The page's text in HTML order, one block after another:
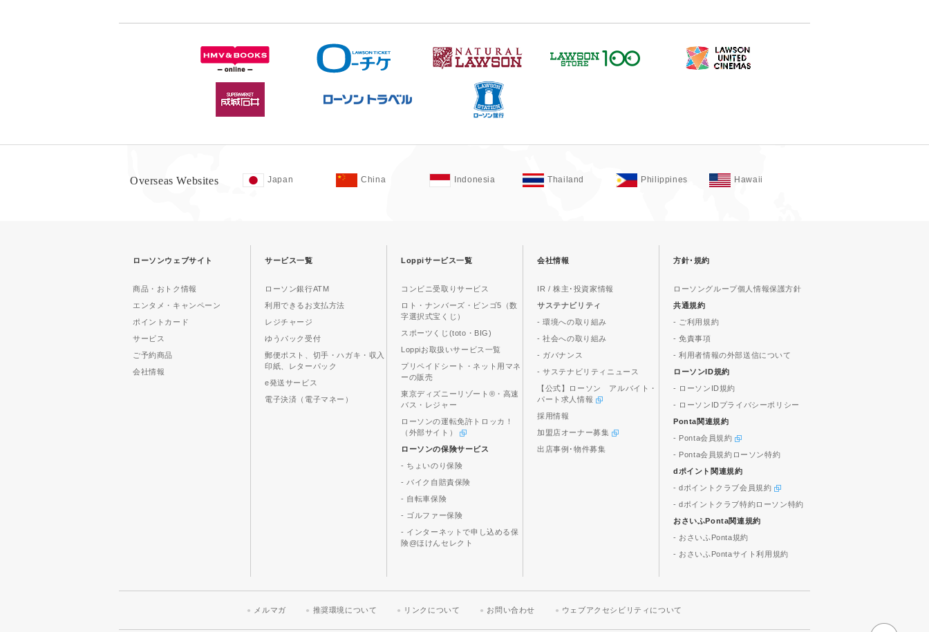
Overseas Websites Japan China Indonesia Thailand Philippines Hawaii
ローソンウェブサイト
商品・おトク情報
エンタメ・キャンペーン
ポイントカード
サービス
ご予約商品
会社情報
サービス一覧
ローソン銀行ATM
利用できるお支払方法
レジチャージ
ゆうパック受付
郵便ポスト、切手・ハガキ・収入
印紙、レターパック
e発送サービス
電子決済（電子マネー）
Loppiサービス一覧
コンビニ受取りサービス
ロト・ナンバーズ・ビンゴ5（数
字選択式宝くじ）
スポーツくじ(toto・BIG)
Loppiお取扱いサービス一覧
プリペイドシート・ネット用マネ
ーの販売
東京ディズニーリゾート®・高速
バス・レジャー
ローソンの運転免許トロッカ！
（外部サイト）
ローソンの保険サービス
- ちょいのり保険
- バイク自賠責保険
- 自転車保険
- ゴルファー保険
- インターネットで申し込める保
険@ほけんセレクト
会社情報
IR / 株主･投資家情報
サステナビリティ
- 環境への取り組み
- 社会への取り組み
- ガバナンス
- サステナビリティニュース
【公式】ローソン アルバイト・
パート求人情報
採用情報
加盟店オーナー募集
出店事例･物件募集
方針･規約
ローソングループ個人情報保護方針
共通規約
- ご利用規約
- 免責事項
- 利用者情報の外部送信について
ローソンID規約
- ローソンID規約
- ローソンIDプライバシーポリシー
Ponta関連規約
- Ponta会員規約
- Ponta会員規約ローソン特約
dポイント関連規約
- dポイントクラブ会員規約
- dポイントクラブ特約ローソン特約
おさいふPonta関連規約
- おさいふPonta規約
- おさいふPontaサイト利用規約
メルマガ 推奨環境について リンクについて お問い合わせ ウェブアクセシビリティについて